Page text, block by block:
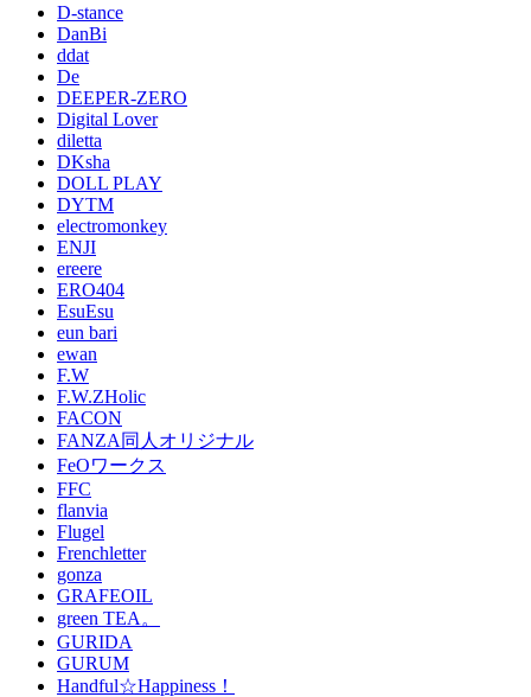
D-stance
DanBi
ddat
De
DEEPER-ZERO
Digital Lover
diletta
DKsha
DOLL PLAY
DYTM
electromonkey
ENJI
ereere
ERO404
EsuEsu
eun bari
ewan
F.W
F.W.ZHolic
FACON
FANZA同人オリジナル
FeOワークス
FFC
flanvia
Flugel
Frenchletter
gonza
GRAFEOIL
green TEA。
GURIDA
GURUM
Handful☆Happiness！